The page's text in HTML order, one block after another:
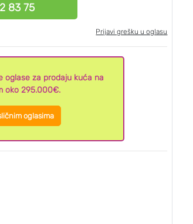
83 75
Prijavi grešku u oglasu
oglase za prodaju kuća na
oko 295.000€.
oglasima